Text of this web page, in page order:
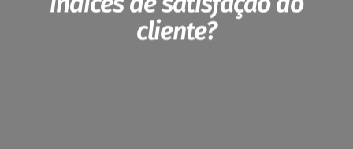
cliente?